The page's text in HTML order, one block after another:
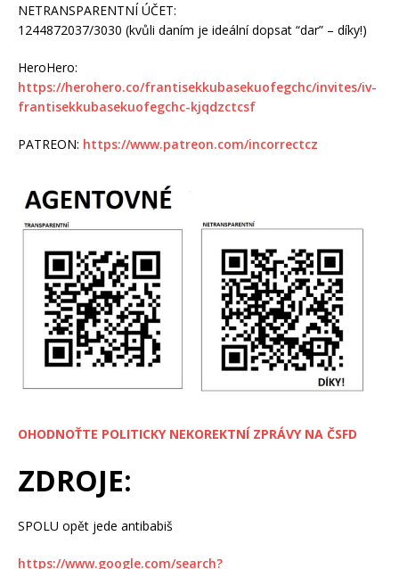
NETRANSPARENTNÍ ÚČET:
1244872037/3030 (kvůli daním je ideální dopsat “dar” – díky!)
HeroHero:
https://herohero.co/frantisekkubasekuofegchc/invites/iv-
frantisekkubasekuofegchc-kjqdzctcsf
PATREON: https://www.patreon.com/incorrectcz
OHODNOŤTE POLITICKY NEKOREKTNÍ ZPRÁVY NA ČSFD
ZDROJE:
SPOLU opět jede antibabiš
https://www.google.com/search?